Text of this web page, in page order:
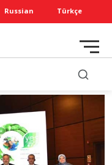
Russian Türkçe